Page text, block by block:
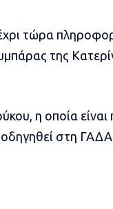
τώρα
της
η οποία
στη